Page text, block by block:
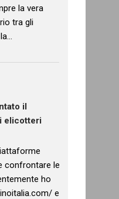
la vera
tra gli
il
elicotteri
confrontare le
ho
e